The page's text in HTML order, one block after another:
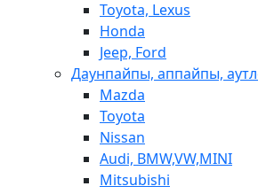
Toyota, Lexus
Honda
Jeep, Ford
Даунпайпы, аппайпы,
Mazda
Toyota
Nissan
Audi, BMW,VW,MINI
Mitsubishi